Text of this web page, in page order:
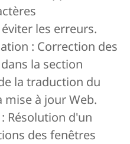
les erreurs.
: Correction des
la section
la traduction du
à jour Web.
Résolution d'un
des fenêtres